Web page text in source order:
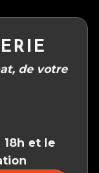
de votre
et le